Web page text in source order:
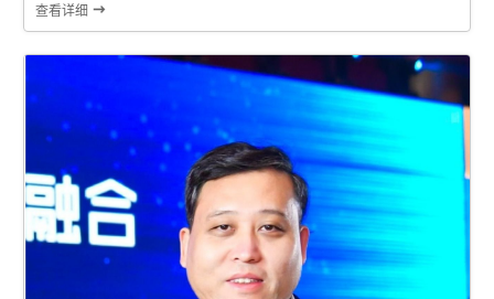
2014年担任央视财经频道大型纪录片《互联网时代》分集导演。纪录片
《互联网时代》获2014纪录片“...
查看详细 